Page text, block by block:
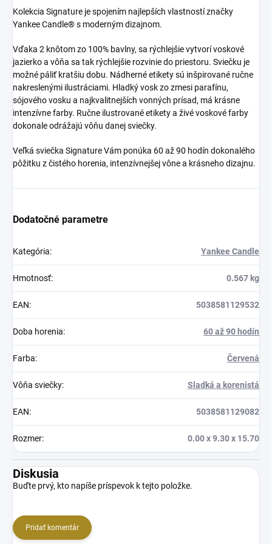
Kolekcia Signature je spojením najlepších vlastností značky
Yankee Candle® s moderným dizajnom.
Vďaka 2 knôtom zo 100% bavlny, sa rýchlejšie vytvorí voskové
jazierko a vôňa sa tak rýchlejšie rozvinie do priestoru. Sviečku je
možné páliť kratšiu dobu. Nádherné etikety sú inšpirované ručne
nakreslenými ilustráciami. Hladký vosk zo zmesi parafínu,
sójového vosku a najkvalitnejších vonných prísad, má krásne
intenzívne farby. Ručne ilustrované etikety a živé voskové farby
dokonale odrážajú vôňu danej sviečky.
Veľká sviečka Signature Vám ponúka 60 až 90 hodín dokonalého
pôžitku z čistého horenia, intenzívnejšej vône a krásneho dizajnu.
Dodatočné parametre
Kategória: Yankee Candle
Hmotnosť: 0.567 kg
EAN: 5038581129532
Doba horenia: 60 až 90 hodín
Farba: Červená
Vôňa sviečky: Sladká a korenistá
EAN: 5038581129082
Rozmer: 0.00 x 9.30 x 15.70
Diskusia
Buďte prvý, kto napíše príspevok k tejto položke.
Pridať komentár